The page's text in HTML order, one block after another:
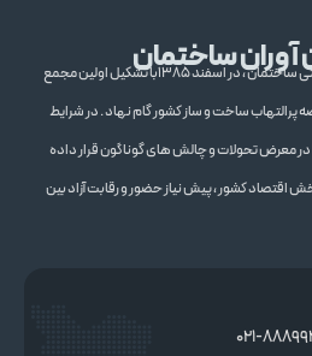
آوران ساختمانانجمن تولیدکنندگان و فنآوران صنعتی ساختمان ، در اسفند 1385با تشکیل اولین مجمع
پرالتهاب ساخت و ساز کشور گام نهاد . در شرایط
معرض تحولات و چالش های گوناگون قرار داده
اقتصاد کشور ، پیش نیاز حضور و رقابت آزاد بین